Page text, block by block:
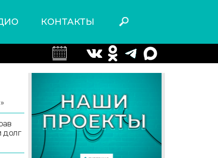
КОНТАКТЫ
долг